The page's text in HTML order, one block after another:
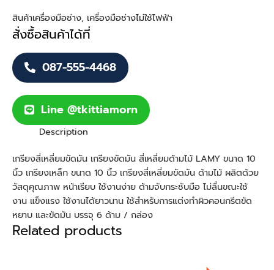
สินค้าเครื่องมือช่าง, เครื่องมือช่างไม่ใช้ไฟฟ้า
สั่งซื้อสินค้าได้ที่
087-555-4468
Line @tkittiamorn
Description
เกรียงสี่เหลี่ยมขัดมัน เกรียงขัดมัน สี่เหลี่ยมด้ามไม้ LAMY ขนาด 10
นิ้ว เกรียงเหล็ก ขนาด 10 นิ้ว เกรียงสี่เหลี่ยมขัดมัน ด้ามไม้ ผลิตด้วย
วัสดุคุณภาพ หน้าเรียบ ใช้งานง่าย ด้ามจับกระชับมือ ไม่ลื่นขณะใช้
งาน แข็งแรง ใช้งานได้ยาวนาน ใช้สำหรับการแต่งทำผิวคอนกรีตขัด
หยาบ และขัดมัน บรรจุ 6 ด้าม / กล่อง
Related products